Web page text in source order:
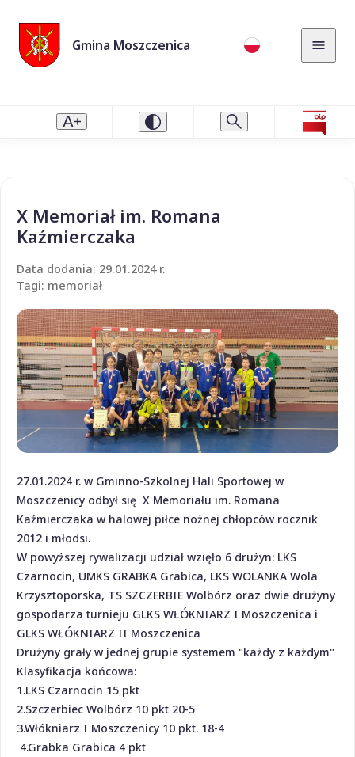
Gmina Moszczenica
X Memoriał im. Romana
Kaźmierczaka
Data dodania: 29.01.2024 r.
Tagi: memoriał
27.01.2024 r. w Gminno-Szkolnej Hali Sportowej w
Moszczenicy odbył się X Memoriału im. Romana
Kaźmierczaka w halowej piłce nożnej chłopców rocznik
2012 i młodsi.
W powyższej rywalizacji udział wzięło 6 drużyn: LKS
Czarnocin, UMKS GRABKA Grabica, LKS WOLANKA Wola
Krzysztoporska, TS SZCZERBIE Wolbórz oraz dwie drużyny
gospodarza turnieju GLKS WŁÓKNIARZ I Moszczenica i
GLKS WŁÓKNIARZ II Moszczenica
Drużyny grały w jednej grupie systemem "każdy z każdym"
Klasyfikacja końcowa:
1.LKS Czarnocin 15 pkt
2.Szczerbiec Wolbórz 10 pkt 20-5
3.Włókniarz I Moszczenicy 10 pkt. 18-4
4.Grabka Grabica 4 pkt